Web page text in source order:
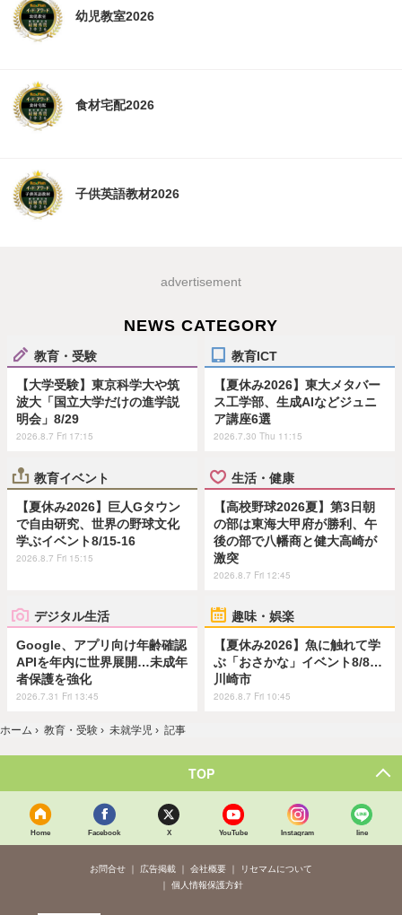
幼児教室2026
食材宅配2026
子供英語教材2026
advertisement
NEWS CATEGORY
教育・受験
【大学受験】東京科学大や筑
波大「国立大学だけの進学説
明会」8/29
2026.8.7 Fri 17:15
教育ICT
【夏休み2026】東大メタバー
ス工学部、生成AIなどジュニ
ア講座6選
2026.7.30 Thu 11:15
教育イベント
【夏休み2026】巨人Gタウン
で自由研究、世界の野球文化
学ぶイベント8/15-16
2026.8.7 Fri 15:15
生活・健康
【高校野球2026夏】第3日朝
の部は東海大甲府が勝利、午
後の部で八幡商と健大高崎が
激突
2026.8.7 Fri 12:45
デジタル生活
Google、アプリ向け年齢確認
APIを年内に世界展開…未成年
者保護を強化
2026.7.31 Fri 13:45
趣味・娯楽
【夏休み2026】魚に触れて学
ぶ「おさかな」イベント8/8…
川崎市
2026.8.7 Fri 10:45
ホーム › 教育・受験 › 未就学児 › 記事
TOP
Home Facebook X YouTube Instagram line
お問合せ 広告掲載 会社概要
リセマムについて
個人情報保護方針